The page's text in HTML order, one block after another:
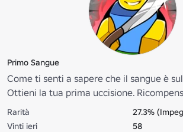
Primo Sangue
Come ti senti a sapere che il sangue è
Ottieni la tua prima uccisione.
casuale
Rarità
27.3%
Vinti ieri
58